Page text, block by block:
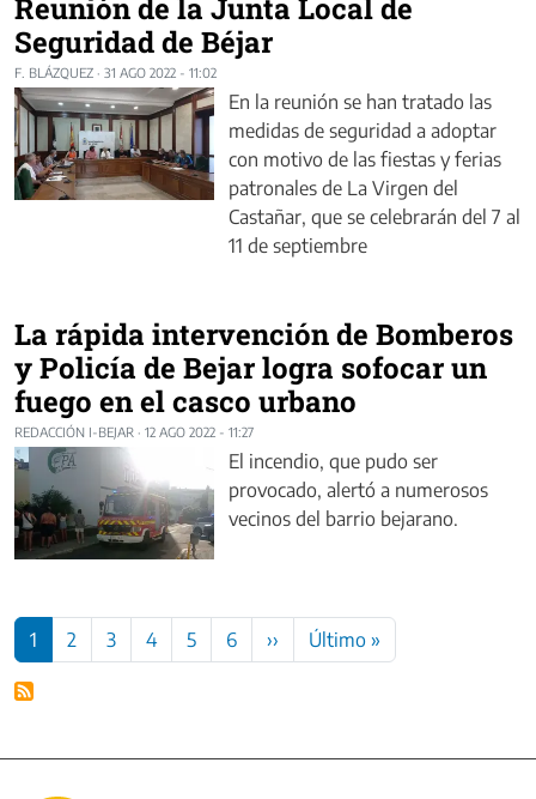
Reunión de la Junta Local de
Seguridad de Béjar
F. BLÁZQUEZ · 31 AGO 2022 - 11:02
En la reunión se han tratado las
medidas de seguridad a adoptar
con motivo de las fiestas y ferias
patronales de La Virgen del
Castañar, que se celebrarán del 7 al
11 de septiembre
La rápida intervención de Bomberos
y Policía de Bejar logra sofocar un
fuego en el casco urbano
REDACCIÓN I-BEJAR · 12 AGO 2022 - 11:27
El incendio, que pudo ser
provocado, alertó a numerosos
vecinos del barrio bejarano.
Paginación
1 2 3 4 5 6 ›› Siguiente página
Último »